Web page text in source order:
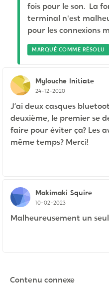
fois pour le son. La
terminal n'est
pour les connexions
MARQUÉ COMME RÉSOLU
Mylouche Initiate
24-12-2020
J’ai deux casques
deuxième, le premier se
faire pour éviter ça? Les
même temps? Merci!
Makimaki Squire
10-02-2023
Malheureusement un
Contenu connexe